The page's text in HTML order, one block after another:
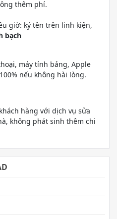
thêm phí.
giờ: ký tên trên linh kiện,
bạch
máy tính bảng, Apple
nếu không hài lòng.
hàng với dịch vụ sửa
không phát sinh thêm chi